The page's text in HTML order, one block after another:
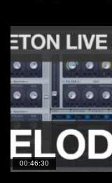
00:46:30